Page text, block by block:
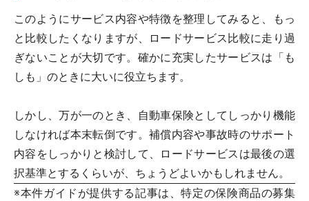
このようにサービス内容や特徴を整理してみると、もっ
と比較したくなりますが、ロードサービス比較に走り過
ぎないことが大切です。確かに充実したサービスは「も
しも」のときに大いに役立ちます。
しかし、万が一のとき、自動車保険としてしっかり機能
しなければ本末転倒です。補償内容や事故時のサポート
内容をしっかりと検討して、ロードサービスは最後の選
択基準とするくらいが、ちょうどよいかもしれません。
※本件ガイドが提供する記事は、特定の保険商品の募集